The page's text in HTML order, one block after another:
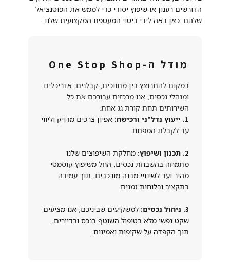
הדורשים רענון או שיפוץ יסודי כדי לממש את הפוטנציאל
שלהם. כאן באה לידי ביטוי המעטפת המקצועית שלנו.
מודל ה-One Stop Shop
במקום להתרוצץ בין מתווכים, קבלנים, אדריכלים
ומנהלי נכסים, אנו מרכזים עבורכם את כל
השירותים תחת קורת גג אחת:
1. ייעוץ נדל"ני ורכישה:
אפיון צרכים מדויק וליווי
עד לקבלת המפתח.
2. תכנון ושיפוץ:
מחלקת השיפוצים שלנו
מתמחה בהשבחת נכסים, החל משיפוץ קוסמטי
מהיר ועד לשינויי מבנה מורכבים, תוך עמידה
בתקציב ובלוחות זמנים.
3. ניהול נכסים:
למשקיעים שביניכם, אנו מציעים
שקט נפשי מלא בטיפול השוטף בנכס ובדיירים,
תוך הקפדה על שקיפות ואמינות.